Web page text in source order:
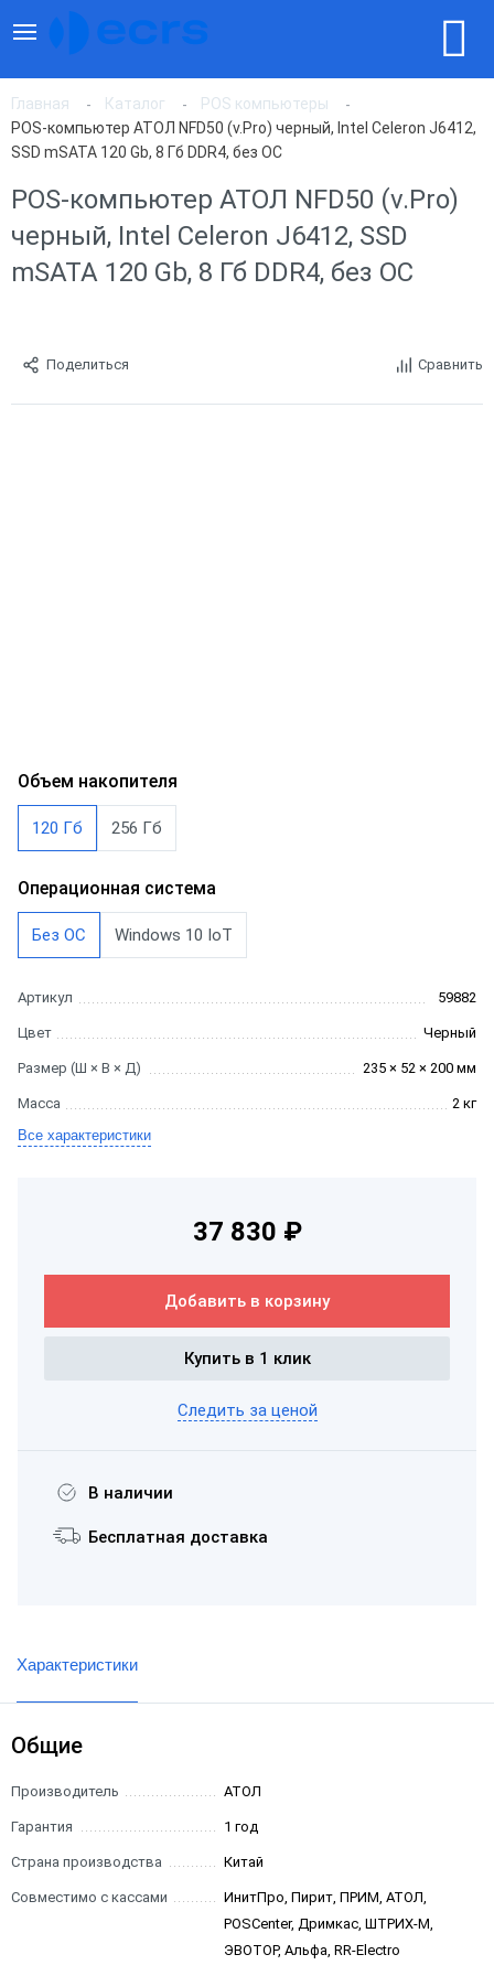
Главная Каталог
POS компьютеры
POS-компьютер АТОЛ NFD50 (v.Pro) черный, Intel Celeron J6412,
SSD mSATA 120 Gb, 8 Гб DDR4, без ОС
POS-компьютер АТОЛ NFD50 (v.Pro)
черный, Intel Celeron J6412, SSD
mSATA 120 Gb, 8 Гб DDR4, без ОС
Поделиться Сравнить
Объем накопителя
120 Гб 256 Гб
Операционная система
Без ОС Windows 10 IoT
Артикул 59882
Цвет Черный
Размер (Ш × В × Д) 235 × 52 × 200 мм
Масса
2 кг
Все характеристики
37 830 ₽
Добавить в корзину
Купить в 1 клик
Следить за ценой
В наличии
Бесплатная доставка
Характеристики
Общие
Производитель АТОЛ
Гарантия 1 год
Страна производства Китай
Совместимо с кассами
ИнитПро, Пирит, ПРИМ, АТОЛ,
POSCenter, Дримкас, ШТРИХ-М,
ЭВОТОР, Альфа, RR-Electro